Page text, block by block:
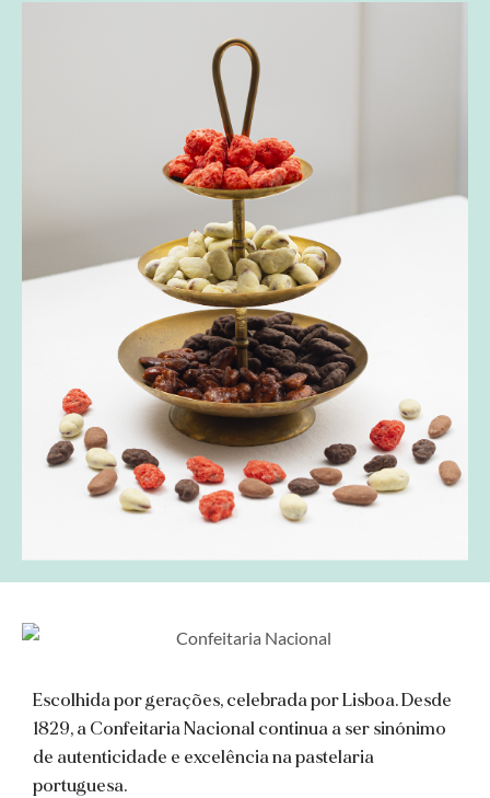
Escolhida por gerações, celebrada por Lisboa. Desde
1829, a Confeitaria Nacional continua a ser sinónimo
de autenticidade e excelência na pastelaria
portuguesa.